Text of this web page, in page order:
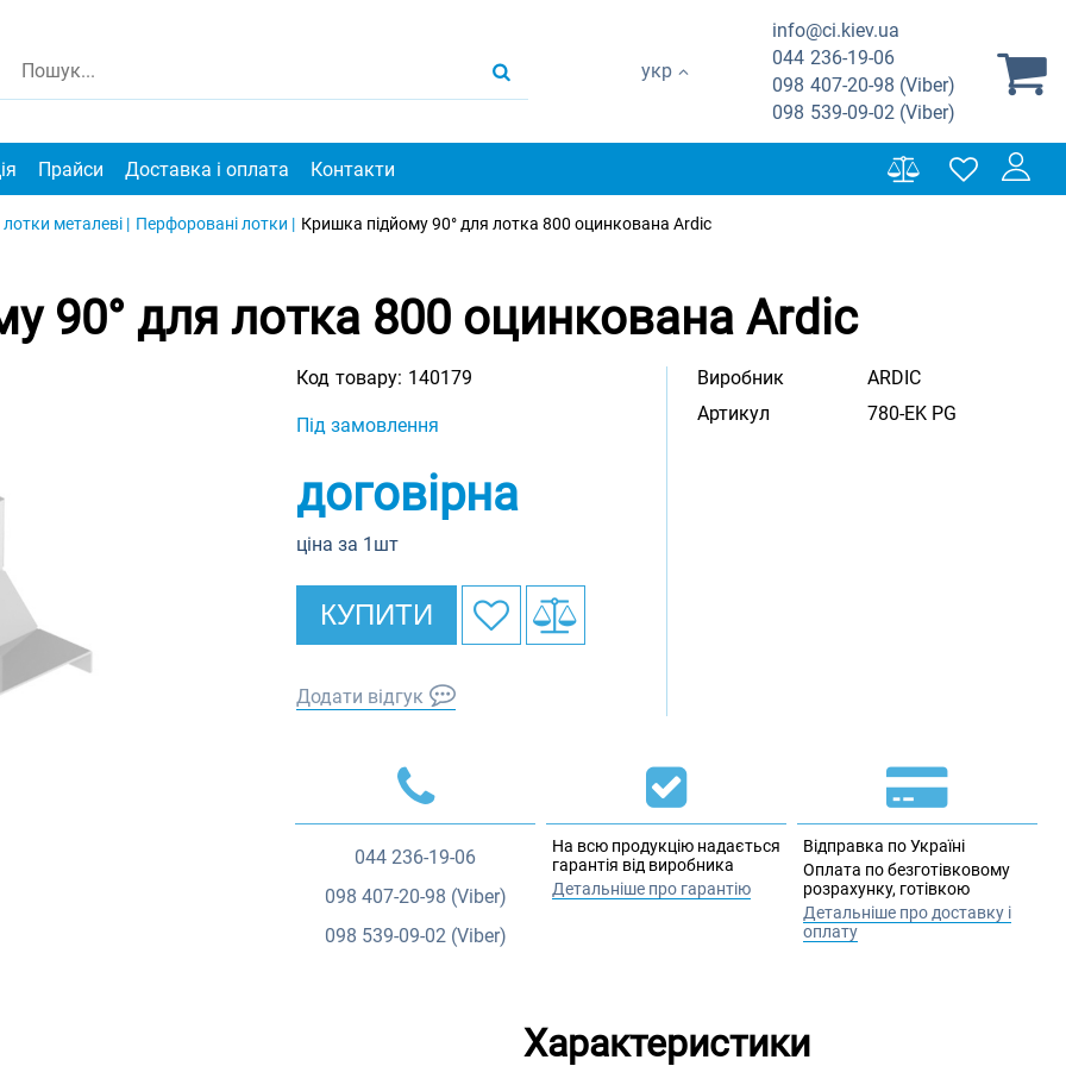
укр
info@ci.kiev.ua
044 236-19-06
098 407-20-98 (Viber)
098 539-09-02 (Viber)
Прайси Доставка і оплата Контакти
металеві | Перфоровані лотки | Кришка підйому 90° для лотка 800 оцинкована Ardic
90° для лотка 800 оцинкована Ardic
Код товару: 140179
Під замовлення
договірна
ціна за 1шт
КУПИТИ
Додати відгук
Виробник
ARDIC
Артикул
780-EK PG
044 236-19-06
098 407-20-98 (Viber)
098 539-09-02 (Viber)
На всю продукцію надається
гарантія від виробника
Детальніше про гарантію
Відправка по Україні
Оплата по безготівковому
розрахунку, готівкою
Детальніше про доставку і
оплату
Характеристики